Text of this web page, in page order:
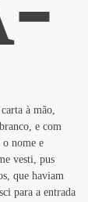
à mão,
e com
nome e
vesti, pus
que haviam
para a entrada